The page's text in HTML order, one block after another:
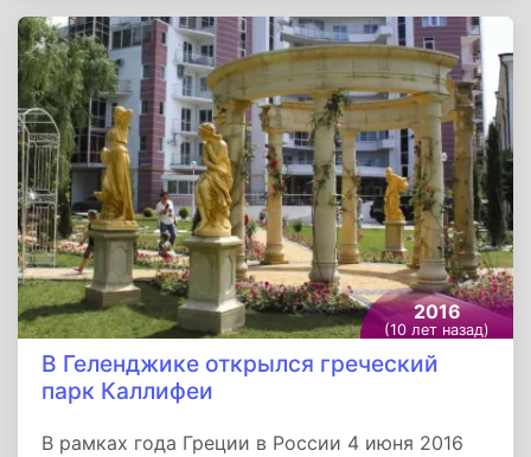
общественная организация малого и среднего
предпринимательства «ОПОРА РОССИИ»,
организация работников средств массовой
информации «МедиаСоюз». ФоРГО
специализируется на актуальных
исследованиях в области политики,
регионального развития и современных
медиа. Миссия фонда улучшение качества
политики и общественной жизни путем
исследований, анализа и прогнозирования.
2016
(10 лет назад)
В Геленджике открылся греческий
парк Каллифеи
В рамках года Греции в России 4 июня 2016